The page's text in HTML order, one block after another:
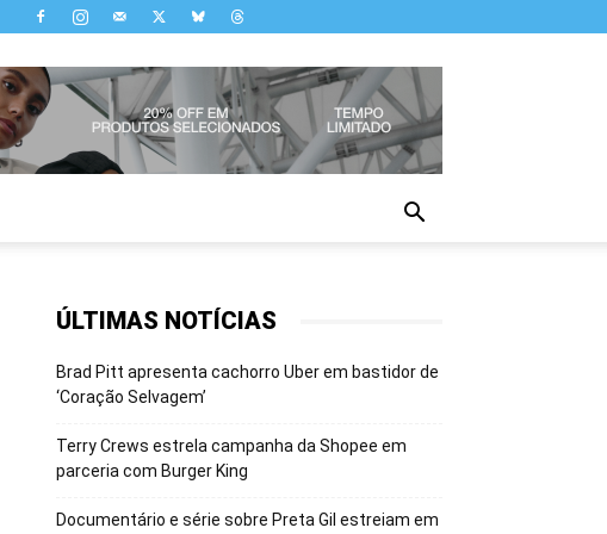
ÚLTIMAS NOTÍCIAS
Brad Pitt apresenta cachorro Uber em bastidor de
‘Coração Selvagem’
Terry Crews estrela campanha da Shopee em
parceria com Burger King
Documentário e série sobre Preta Gil estreiam em